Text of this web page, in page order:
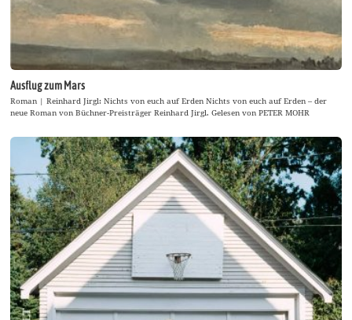
Ausflug zum Mars
Roman | Reinhard Jirgl: Nichts von euch auf Erden Nichts von euch auf Erden – der
neue Roman von Büchner-Preisträger Reinhard Jirgl. Gelesen von PETER MOHR